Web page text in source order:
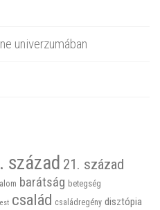
univerzumában
század 21. század
barátság betegség
család családregény disztópia